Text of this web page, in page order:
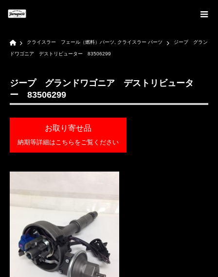
Home
クライスラー フェール（燃料）パーツ クライスラー パーツ ジープ グラン
ドワゴニア デストリビューター 83506299
ジープ グランドワゴニア デストリビュータ
ー 83506299
お取り寄せ品
納期等詳細はこちらをご覧ください